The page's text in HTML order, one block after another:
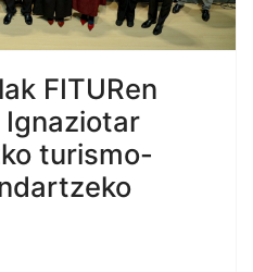
FITURen
turismo-